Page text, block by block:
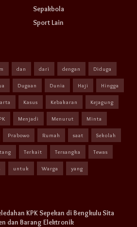
Sepakbola
Sport Lain
dan dari dengan Diduga
Dugaan Dunia Haji Hingga
Kasus Kebakaran Kejagung
Menjadi Menurut Minta
Prabowo Rumah saat Sekolah
Terkait Tersangka Tewas
untuk Warga yang
KPK Sepekan di Bengkulu Sita
dan Barang Elektronik